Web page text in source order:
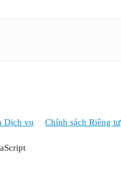
Dịch vụ Chính sách Riêng tư